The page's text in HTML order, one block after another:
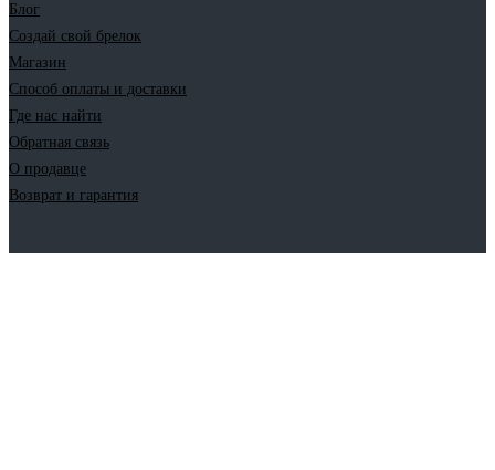
Блог
Создай свой брелок
Магазин
Способ оплаты и доставки
Где нас найти
Обратная связь
О продавце
Возврат и гарантия